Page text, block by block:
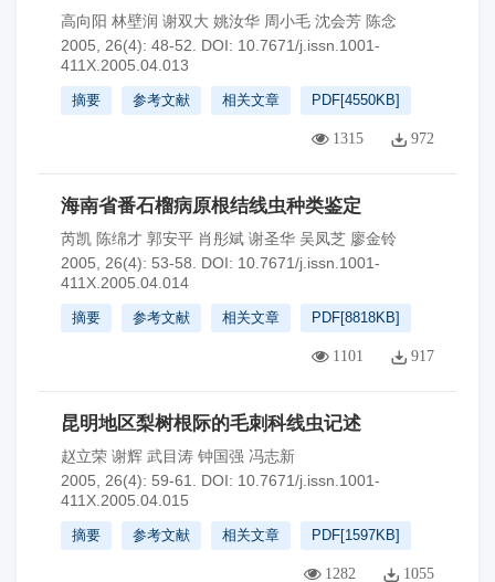
高向阳 林壁润 谢双大 姚汝华 周小毛 沈会芳 陈念
2005, 26(4): 48-52.
DOI: 10.7671/j.issn.1001-
411X.2005.04.013
摘要 参考文献 相关文章 PDF[4550KB]
1315 972
海南省番石榴病原根结线虫种类鉴定
芮凯 陈绵才 郭安平 肖彤斌 谢圣华 吴凤芝 廖金铃
2005, 26(4): 53-58.
DOI: 10.7671/j.issn.1001-
411X.2005.04.014
摘要 参考文献 相关文章 PDF[8818KB]
1101 917
昆明地区梨树根际的毛刺科线虫记述
赵立荣 谢辉 武目涛 钟国强 冯志新
2005, 26(4): 59-61.
DOI: 10.7671/j.issn.1001-
411X.2005.04.015
摘要 参考文献 相关文章 PDF[1597KB]
1282 1055